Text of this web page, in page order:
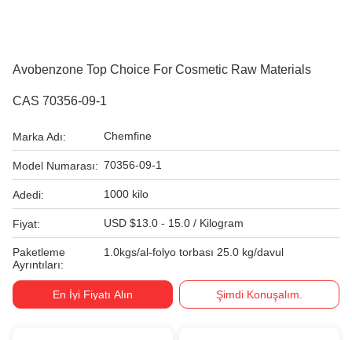
Avobenzone Top Choice For Cosmetic Raw Materials
CAS 70356-09-1
Marka Adı: Chemfine
Model Numarası: 70356-09-1
Adedi: 1000 kilo
Fiyat: USD $13.0 - 15.0 / Kilogram
Paketleme
Ayrıntıları:
1.0kgs/al-folyo torbası 25.0 kg/davul
En İyi Fiyatı Alın Şimdi Konuşalım.